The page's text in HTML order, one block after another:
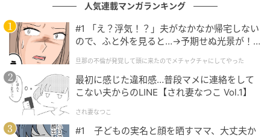
もぐナビニュース
合鴨をトッピングした大根、紫たまねぎ、水菜のサラ
ダです。わさび醤油のジュレが入っていますので、よ
く混ぜてお召し上がりください。 ※宮崎県、鹿児島県
では取り扱いがございません。
人気連載マンガランキング
#1 「え？浮気！？」夫がなかなか帰宅しない
ので、ふと外を見ると…→予期せぬ光景が！
クチャにしてやった
旦那の不倫が発覚して頭に来たのでメチャクチャにしてやった
最初に感じた違和感…普段マメに連絡をして
こない夫からのLINE【され妻なつこ Vol.1】
され妻なつこ
#1 子どもの実名と顔を晒すママ、大丈夫か